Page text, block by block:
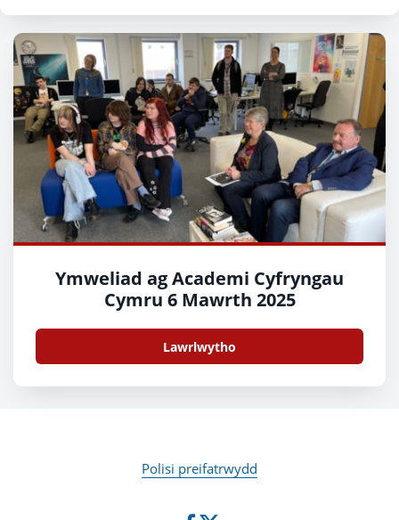
Ymweliad ag Academi Cyfryngau
Cymru 6 Mawrth 2025
Lawrlwytho
Polisi preifatrwydd